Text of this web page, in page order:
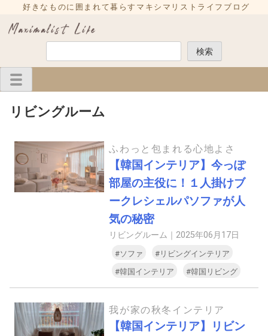
content
好きなものに囲まれて暮らすマキシマリストライフブログ
索
検索
リビングルーム
ふわっと包まれる心地よさ
【韓国インテリア】今っぽ
部屋の主役に！１人掛けブ
ークレシェルパソファが人
気の秘密
リビングルーム｜2025年06月17日
#ソファ
#リビングインテリア
#韓国インテリア
#韓国リビング
我が家の秋冬インテリア
【韓国インテリア】リビン